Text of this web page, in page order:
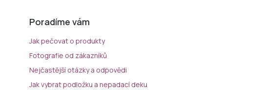
Poradíme vám
Jak pečovat o produkty
Fotografie od zákazníků
Nejčastější otázky a odpovědi
Jak vybrat podložku a nepadací deku